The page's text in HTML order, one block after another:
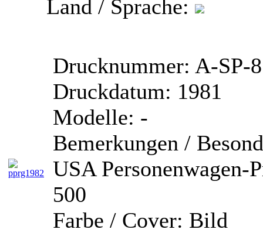
Land / Sprache:
Drucknummer: A-SP-
Druckdatum: 1981
Modelle: -
Bemerkungen /
USA Personenwagen-
500
Farbe / Cover: Bild